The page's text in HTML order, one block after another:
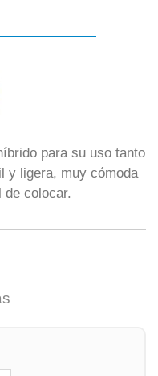
para su uso tanto
y ligera, muy cómoda
de colocar.